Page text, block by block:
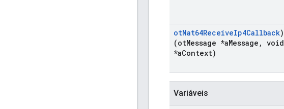
otNat64ReceiveIp4Callback)
(otMessage *aMessage , void
*aContext)
Variáveis